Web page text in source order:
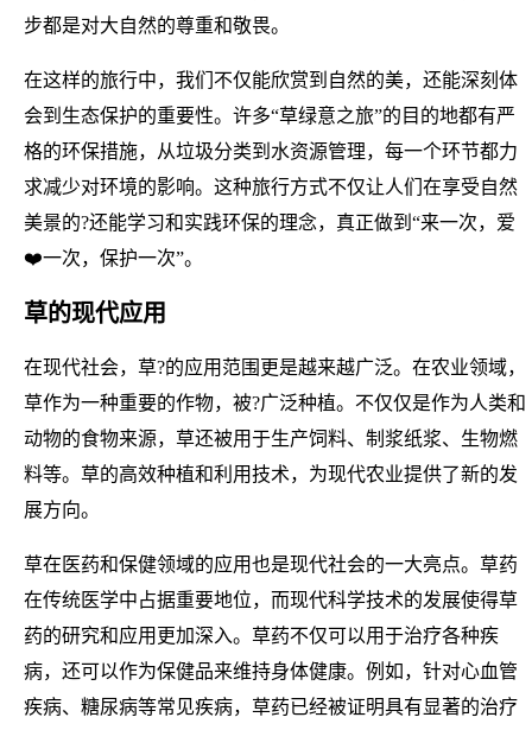
步都是对大自然的尊重和敬畏。
在这样的旅行中，我们不仅能欣赏到自然的美，还能深刻体
会到生态保护的重要性。许多“草绿意之旅”的目的地都有严
格的环保措施，从垃圾分类到水资源管理，每一个环节都力
求减少对环境的影响。这种旅行方式不仅让人们在享受自然
美景的?还能学习和实践环保的理念，真正做到“来一次，爱
❤️一次，保护一次”。
草的现代应用
在现代社会，草?的应用范围更是越来越广泛。在农业领域，
草作为一种重要的作物，被?广泛种植。不仅仅是作为人类和
动物的食物来源，草还被用于生产饲料、制浆纸浆、生物燃
料等。草的高效种植和利用技术，为现代农业提供了新的发
展方向。
草在医药和保健领域的应用也是现代社会的一大亮点。草药
在传统医学中占据重要地位，而现代科学技术的发展使得草
药的研究和应用更加深入。草药不仅可以用于治疗各种疾
病，还可以作为保健品来维持身体健康。例如，针对心血管
疾病、糖尿病等常见疾病，草药已经被证明具有显著的治疗